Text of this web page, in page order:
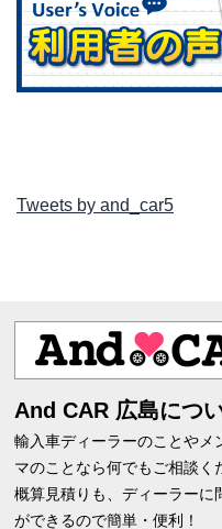
Tweets by and_car5
And CAR 広島につ
輸入車ディーラーのことやメ
マのことなら何でもご相談く
概算見積りも、ディーラーに
ができるので簡単・便利！